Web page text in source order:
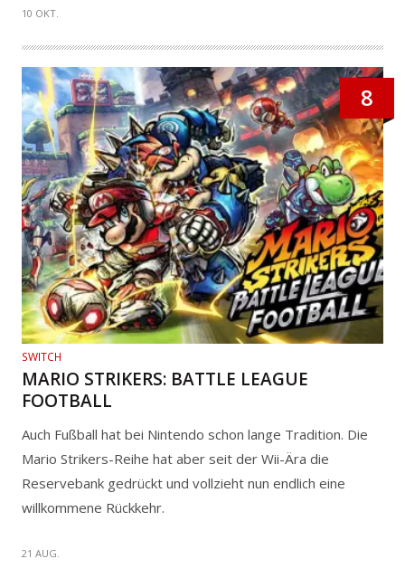
10 OKT.
8
SWITCH
MARIO STRIKERS: BATTLE LEAGUE
FOOTBALL
Auch Fußball hat bei Nintendo schon lange Tradition. Die
Mario Strikers-Reihe hat aber seit der Wii-Ära die
Reservebank gedrückt und vollzieht nun endlich eine
willkommene Rückkehr.
21 AUG.